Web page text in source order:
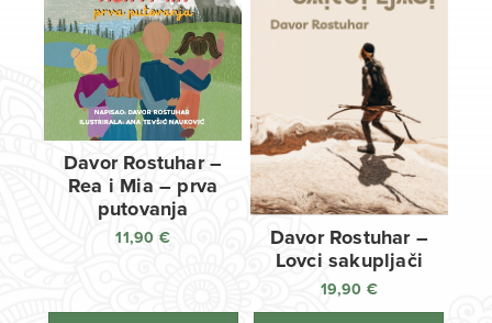
Davor Rostuhar –
Rea i Mia – prva
putovanja
11,90 €
Davor Rostuhar –
Lovci sakupljači
19,90 €